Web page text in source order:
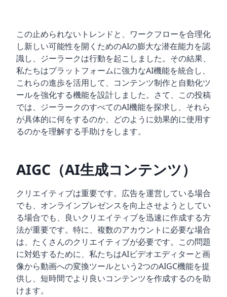
この止められないトレンドと、ワークフローを合理化
し新しい可能性を開くためのAIの膨大な潜在能力を認
識し、ジーラークは行動を起こしました。その結果、
私たちはプラットフォームに強力なAI機能を統合し、
これらの進歩を活用して、コンテンツ制作と自動化ツ
ールを強化する機能を設計しました。さて、この投稿
では、ジーラークのすべてのAI機能を探求し、それら
が具体的に何をするのか、どのように効果的に使用す
るのかを理解する手助けをします。
AIGC（AI生成コンテンツ）
クリエイティブは重要です。広告を運営している場合
でも、オンラインプレゼンスを向上させようとしてい
る場合でも、良いクリエイティブを迅速に作成する方
法が重要です。特に、複数のアカウントに必要な場合
は、たくさんのクリエイティブが必要です。この問題
に対処するために、私たちはAIビデオエディターと画
像から動画への変換ツールという2つのAIGC機能を提
供し、短時間でより良いコンテンツを作成するのを助
けます。